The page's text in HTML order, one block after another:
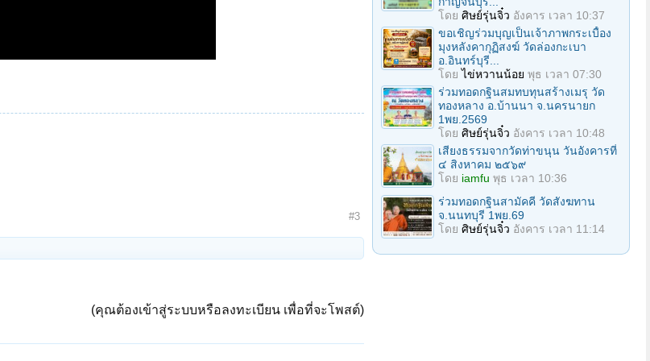
#3
(คุณต้องเข้าสู่ระบบหรือลงทะเบียน เพื่อที่จะโพสต์)
โดย ศิษย์รุ่นจิ๋ว อังคาร เวลา 10:37
ขอเชิญร่วมบุญเป็นเจ้าภาพกระเบื้อง
มุงหลังคากุฏิสงฆ์ วัดล่องกะเบา
อ.อินทร์บุรี...
โดยไข่หวานน้อย พุธ เวลา 07:30
ร่วมทอดกฐินสมทบทุนสร้างเมรุ วัด
ทองหลาง อ.บ้านนา จ.นครนายก
1พย.2569
โดย ศิษย์รุ่นจิ๋ว อังคาร เวลา 10:48
เสียงธรรมจากวัดท่าขนุน วันอังคารที่
๔ สิงหาคม ๒๕๖๙
โดย iamfu พุธ เวลา 10:36
ร่วมทอดกฐินสามัคคี วัดสังฆทาน
จ.นนทบุรี 1พย.69
โดย ศิษย์รุ่นจิ๋ว อังคาร เวลา 11:14